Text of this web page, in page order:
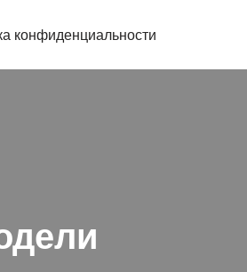
конфиденциальности